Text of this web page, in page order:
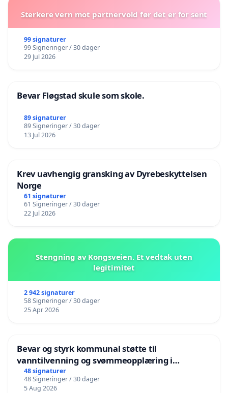
Sterkere vern mot partnervold før det er for sent
99 signaturer
99 Signeringer / 30 dager
29 Jul 2026
Bevar Fløgstad skule som skole.
89 signaturer
89 Signeringer / 30 dager
13 Jul 2026
Krev uavhengig gransking av Dyrebeskyttelsen
Norge
61 signaturer
61 Signeringer / 30 dager
22 Jul 2026
Stengning av Kongsveien. Et vedtak uten
legitimitet
2 942 signaturer
58 Signeringer / 30 dager
25 Apr 2026
Bevar og styrk kommunal støtte til
vanntilvenning og svømmeopplæring i
barnehagene i Haugesund
48 signaturer
48 Signeringer / 30 dager
5 Aug 2026